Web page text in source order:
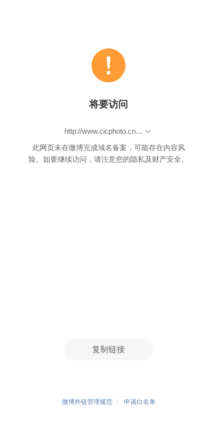
将要访问
http://www.cicphoto.cn/photo/pub/subOutline?channelid=932&sons=0&title=2019%E5%B9%B4%E4%B8%AD%E5%9B%BD%E5%8C%97%E4%BA%AC%E4%B8%96%E7%95%8C%E5%9B%AD%E8%89%BA%E5%8D%9A%E8%A7%88%E4%BC%9A&chid=-2&gId=-2&menuId=-2&bannerindex=1&bannercid=11&bannerurl=ban&islast=1&bannerlink=null
此网页未在微博完成域名备案，可能存在内容风
险。如要继续访问，请注意您的隐私及财产安全。
复制链接
微博外链管理规范 申请白名单